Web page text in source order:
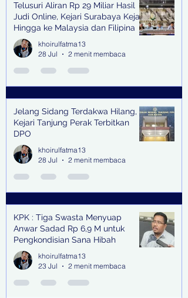
Telusuri Aliran Rp 29 Miliar Hasil
Judi Online, Kejari Surabaya Kejar
Hingga ke Malaysia dan Filipina
khoirulfatma13
28 Jul
2 menit membaca
Jelang Sidang Terdakwa Hilang,
Kejari Tanjung Perak Terbitkan
DPO
khoirulfatma13
28 Jul
2 menit membaca
KPK : Tiga Swasta Menyuap
Anwar Sadad Rp 6,9 M untuk
Pengkondisian Sana Hibah
khoirulfatma13
23 Jul
2 menit membaca